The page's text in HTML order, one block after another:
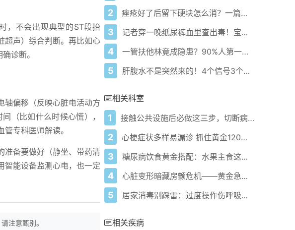
，不会出现典型的ST段抬
超声）综合判断。再比如心
诊断。
轴偏移（反映心脏电活动方
（比如什么时候心慌），
专科医师解读。
准备要做好（静坐、带药清
智能设备监测心电，也一定
注意甄别。
2 痤疮好了后留下硬块怎么消？一篇给你讲明白！
3 记者穿一晚纸尿裤血里查出毒！宝宝血液浓度竟是成人的5倍？
4 一管扶他林竟成隐患？90%人第一步就错了！
5 肝腹水不是突然来的！4个信号3个管理要点别等肚子鼓起来
相关科室
1 接触公共设施后必做这三步，切断病毒传播链
2 心梗症状多样易漏诊 抓住黄金120分钟救命
3 糖尿病饮食黄金搭配：水果主食这样吃血糖稳降
4 心脏变形暗藏房颤危机——黄金急救+三维防护逆转风险
5 居家消毒别踩雷：过度操作伤呼吸，科学方法防感染！
相关疾病